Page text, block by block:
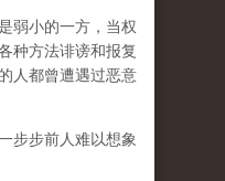
弱小的一方，当权
种方法诽谤和报复
人都曾遭遇过恶意
步步前人难以想象